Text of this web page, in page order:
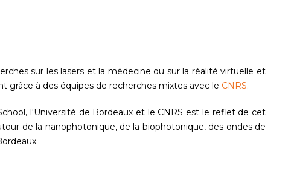
sur les lasers et la médecine ou sur la réalité virtuelle et
grâce à des équipes de recherches mixtes avec le CNRS.
l'Université de Bordeaux et le CNRS est le reflet de cet
de la nanophotonique, de la biophotonique, des ondes de